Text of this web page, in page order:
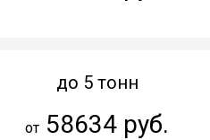
до 5 тонн
от 58634 руб.